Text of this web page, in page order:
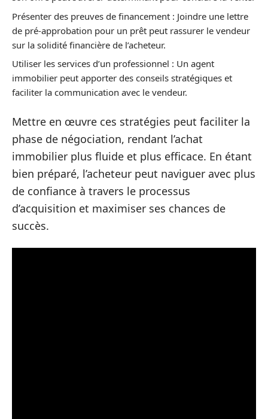
Présenter des preuves de financement : Joindre une lettre
de pré-approbation pour un prêt peut rassurer le vendeur
sur la solidité financière de l’acheteur.
Utiliser les services d’un professionnel : Un agent
immobilier peut apporter des conseils stratégiques et
faciliter la communication avec le vendeur.
Mettre en œuvre ces stratégies peut faciliter la
phase de négociation, rendant l’achat
immobilier plus fluide et plus efficace. En étant
bien préparé, l’acheteur peut naviguer avec plus
de confiance à travers le processus
d’acquisition et maximiser ses chances de
succès.